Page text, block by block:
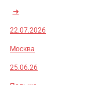
➜
22.07.2026
Москва
25.06.26